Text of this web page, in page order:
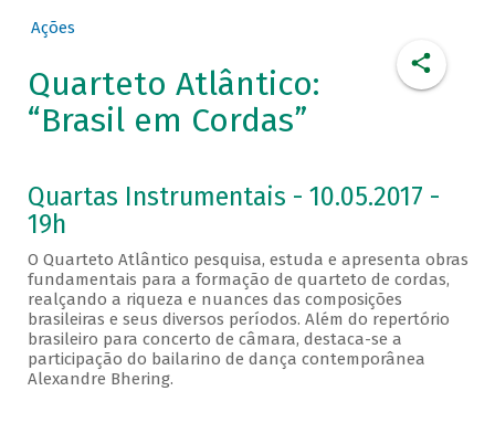
Ações
Quarteto Atlântico:
“Brasil em Cordas”
Quartas Instrumentais - 10.05.2017 -
19h
O Quarteto Atlântico pesquisa, estuda e apresenta obras
fundamentais para a formação de quarteto de cordas,
realçando a riqueza e nuances das composições
brasileiras e seus diversos períodos. Além do repertório
brasileiro para concerto de câmara, destaca-se a
participação do bailarino de dança contemporânea
Alexandre Bhering.